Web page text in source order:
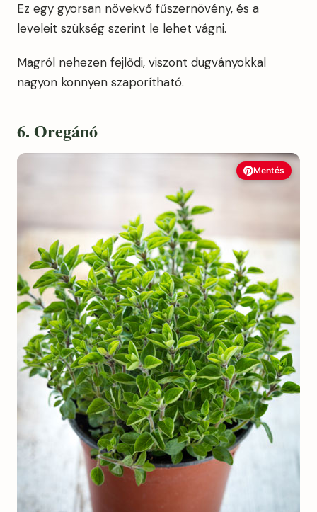
Ez egy gyorsan növekvő fűszernövény, és a
leveleit szükség szerint le lehet vágni.
Magról nehezen fejlődi, viszont dugványokkal
nagyon konnyen szaporítható.
6. Oregánó
Mentés